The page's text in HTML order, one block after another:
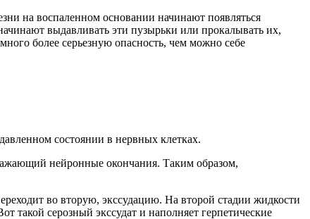
на воспаленном основании начинают появляться
выдавливать эти пузырьки или прокалывать их,
более серьезную опасность, чем можно себе
состоянии в нервных клетках.
нейронные окончания. Таким образом,
во вторую, экссудацию. На второй стадии жидкости
такой серозный экссудат и наполняет герпетические